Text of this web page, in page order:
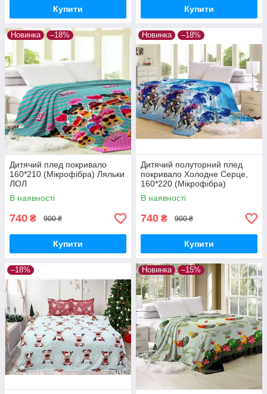
Купити Купити
Новинка –18%
Дитячий плед покривало
160*210 (Мікрофібра) Ляльки
ЛОЛ
В наявності
740 ₴ 900 ₴
Купити
Новинка –18%
Дитячий полуторний плед
покривало Холодне Серце,
160*220 (Мікрофібра)
В наявності
740 ₴ 900 ₴
Купити
–18% Новинка –15%